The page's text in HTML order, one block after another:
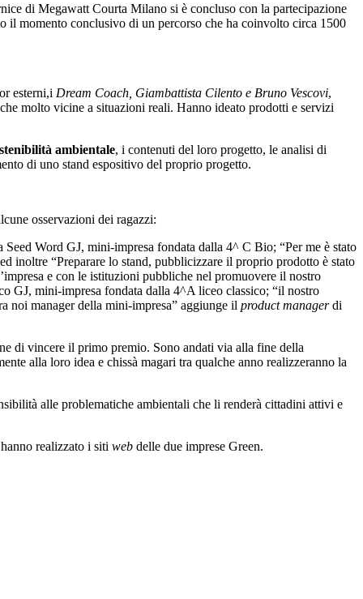
di Megawatt Courta Milano si è concluso con la partecipazione
il momento conclusivo di un percorso che ha coinvolto circa 1500
esterni,i Dream Coach, Giambattista Cilento e Bruno Vescovi,
molto vicine a situazioni reali. Hanno ideato prodotti e servizi
ambientale, i contenuti del loro progetto, le analisi di
di uno stand espositivo del proprio progetto.
osservazioni dei ragazzi:
Word GJ, mini-impresa fondata dalla 4^ C Bio; “Per me è stato
inoltre “Preparare lo stand, pubblicizzare il proprio prodotto è stato
e con le istituzioni pubbliche nel promuovere il nostro
GJ, mini-impresa fondata dalla 4^A liceo classico; “il nostro
noi manager della mini-impresa” aggiunge il product managerdi
di vincere il primo premio. Sono andati via alla fine della
alla loro idea e chissà magari tra qualche anno realizzeranno la
alle problematiche ambientali che li renderà cittadini attivi e
realizzato i siti web delle due imprese Green.